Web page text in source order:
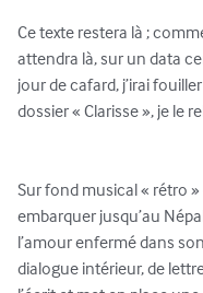
Ce texte restera là ;
attendra là, sur un data
jour de cafard, j’irai
dossier « Clarisse », je le
Sur fond musical « rétro
embarquer jusqu’au
l’amour enfermé dans
dialogue intérieur, de